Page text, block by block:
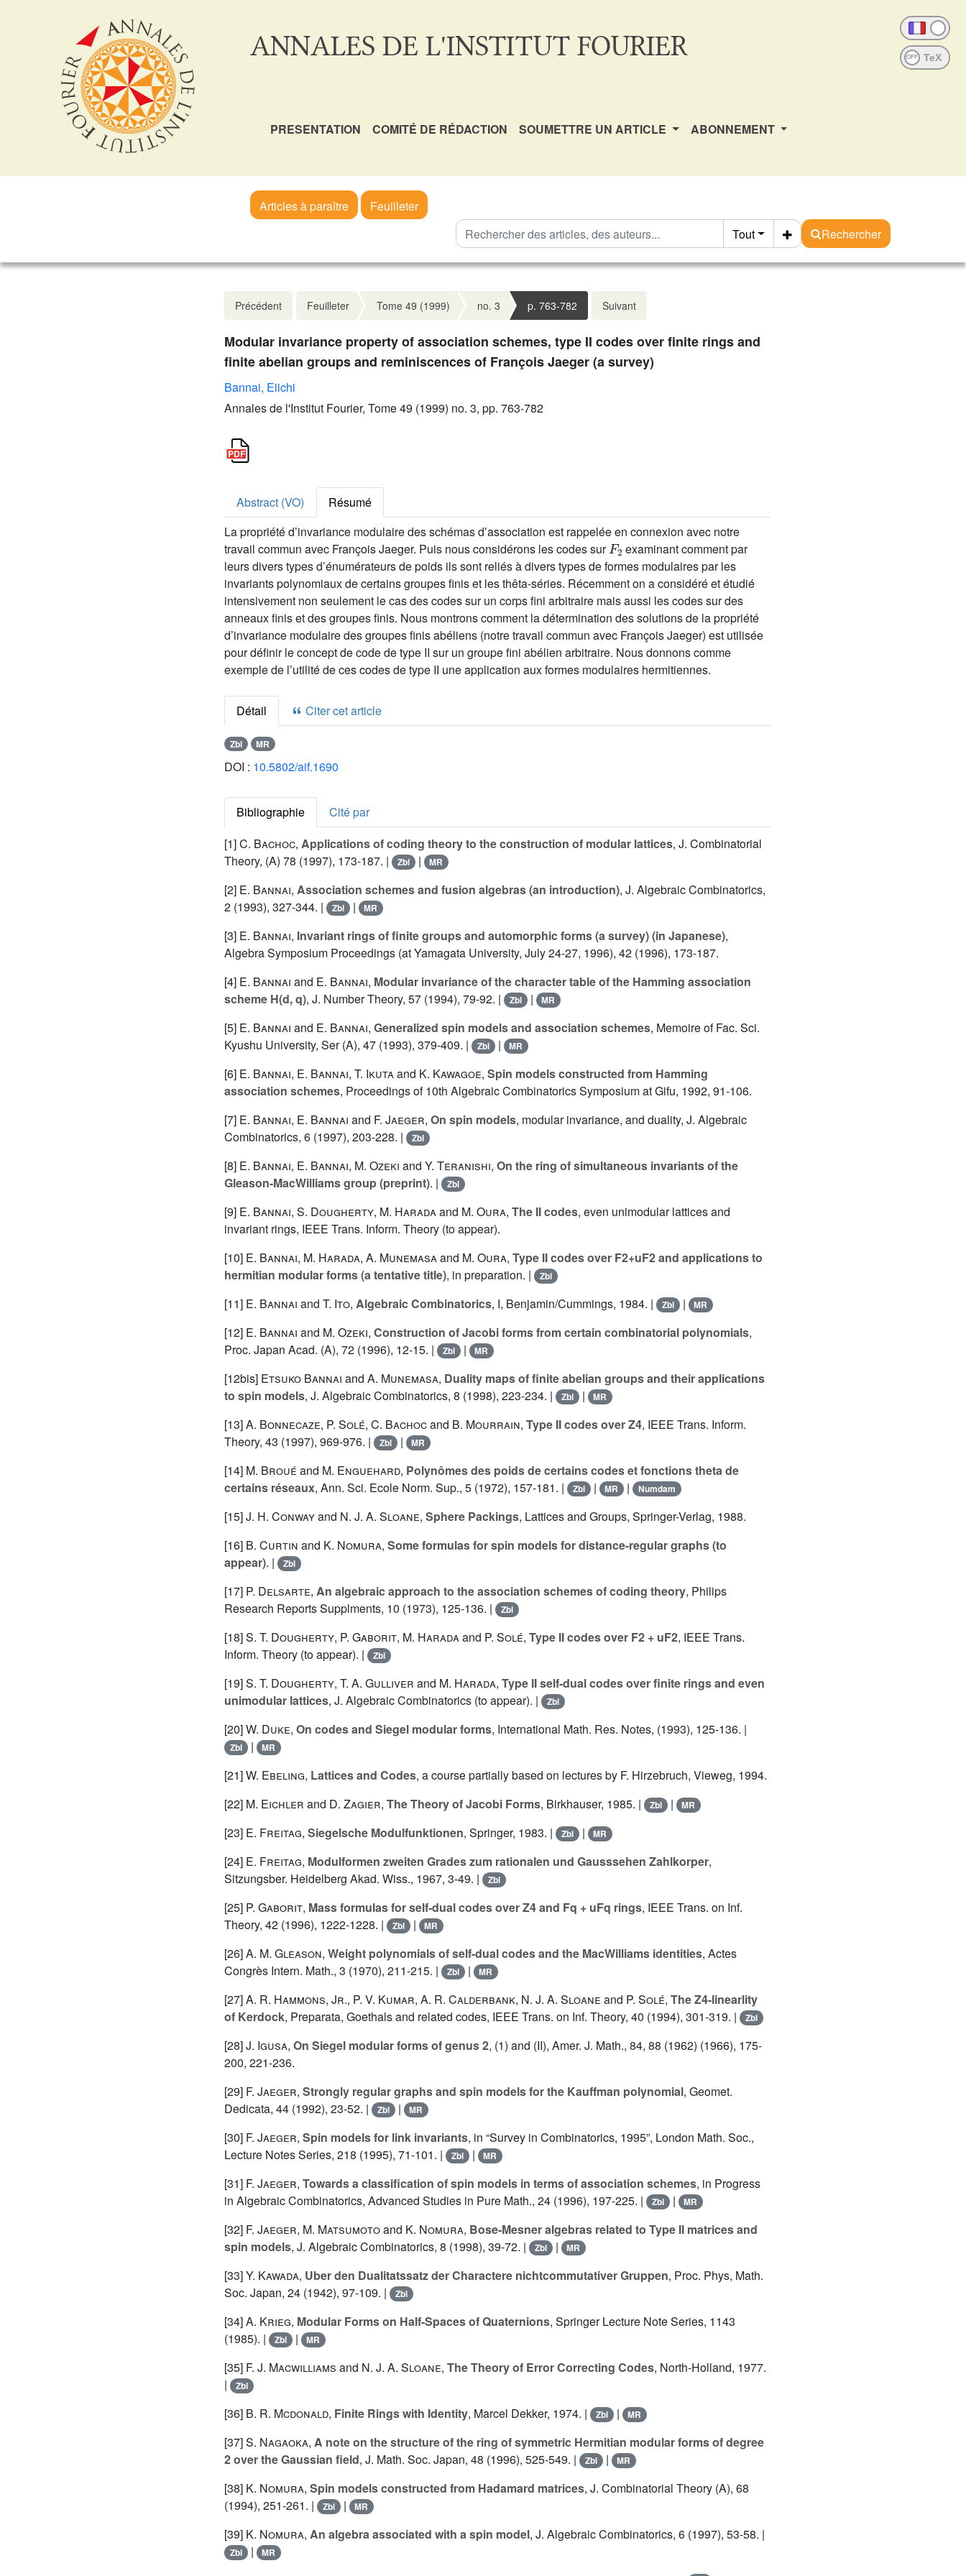
ANNALES DE L'INSTITUT FOURIER OFF
PRESENTATION COMITÉ DE RÉDACTION SOUMETTRE UN ARTICLE ABONNEMENT
Articles à paraître
Feuilleter
Tout
Rechercher
Précédent Feuilleter Tome 49 (1999) no. 3 p. 763-782 Suivant
Modular invariance property of association schemes, type II codes over finite rings and
finite abelian groups and reminiscences of François Jaeger (a survey)
Bannai, Eiichi
Annales de l'Institut Fourier, Tome 49 (1999) no. 3, pp. 763-782
Abstract (VO)
Résumé
La propriété d’invariance modulaire des schémas d’association est rappelée en connexion avec notre
travail commun avec François Jaeger. Puis nous considérons les codes sur
F2
examinant comment par
leurs divers types d’énumérateurs de poids ils sont reliés à divers types de formes modulaires par les
invariants polynomiaux de certains groupes finis et les thêta-séries. Récemment on a considéré et étudié
intensivement non seulement le cas des codes sur un corps fini arbitraire mais aussi les codes sur des
anneaux finis et des groupes finis. Nous montrons comment la détermination des solutions de la propriété
d’invariance modulaire des groupes finis abéliens (notre travail commun avec François Jaeger) est utilisée
pour définir le concept de code de type II sur un groupe fini abélien arbitraire. Nous donnons comme
exemple de l’utilité de ces codes de type II une application aux formes modulaires hermitiennes.
Détail Citer cet article
Zbl MR
DOI : 10.5802/aif.1690
Bibliographie
Cité par
[1]C. Bachoc, Applications of coding theory to the construction of modular lattices, J. Combinatorial
Theory, (A) 78 (1997), 173-187. |
Zbl | MR
[2] E. Bannai, Association schemes and fusion algebras (an introduction), J. Algebraic Combinatorics,
2 (1993), 327-344. |
Zbl | MR
[3] E. Bannai, Invariant rings of finite groups and automorphic forms (a survey) (in Japanese),
Algebra Symposium Proceedings (at Yamagata University, July 24-27, 1996), 42 (1996), 173-187.
[4] E. Bannai and E. Bannai, Modular invariance of the character table of the Hamming association
scheme H(d, q), J. Number Theory, 57 (1994), 79-92. | Zbl | MR
[5] E. Bannai and E. Bannai, Generalized spin models and association schemes, Memoire of Fac. Sci.
Kyushu University, Ser (A), 47 (1993), 379-409. |
Zbl | MR
[6] E. Bannai, E. Bannai, T. Ikutaand K. Kawagoe, Spin models constructed from Hamming
association schemes, Proceedings of 10th Algebraic Combinatorics Symposium at Gifu, 1992, 91-106.
[7] E. Bannai, E. Bannai and F. Jaeger, On spin models, modular invariance, and duality, J. Algebraic
Combinatorics, 6 (1997), 203-228. |
Zbl
[8] E. Bannai, E. Bannai, M. Ozeki and Y. Teranishi, On the ring of simultaneous invariants of the
Gleason-MacWilliams group (preprint). | Zbl
[9] E. Bannai, S. Dougherty, M. Haradaand M. Oura, The II codes, even unimodular lattices and
invariant rings, IEEE Trans. Inform. Theory (to appear).
[10] E. Bannai, M. Harada, A. Munemasaand M. Oura, Type II codes over F2+uF2 and applications to
hermitian modular forms (a tentative title), in preparation. | Zbl
[11] E. Bannai and T. Ito, Algebraic Combinatorics, I, Benjamin/Cummings, 1984. | Zbl | MR
[12] E. Bannai and M. Ozeki, Construction of Jacobi forms from certain combinatorial polynomials,
Proc. Japan Acad. (A), 72 (1996), 12-15. |
Zbl | MR
[12bis] Etsuko Bannai and A. Munemasa, Duality maps of finite abelian groups and their applications
to spin models, J. Algebraic Combinatorics, 8 (1998), 223-234. | Zbl | MR
[13]A. Bonnecaze, P. Solé, C. Bachocand B. Mourrain, Type II codes over Z4, IEEE Trans. Inform.
Theory, 43 (1997), 969-976. |
Zbl | MR
[14] M. Broué and M. Enguehard, Polynômes des poids de certains codes et fonctions theta de
certains réseaux, Ann. Sci. Ecole Norm. Sup., 5 (1972), 157-181. | Zbl | MR | Numdam
[15]J. H. Conwayand N. J. A. Sloane, Sphere Packings, Lattices and Groups, Springer-Verlag, 1988.
[16] B. Curtin and K. Nomura, Some formulas for spin models for distance-regular graphs (to
appear). | Zbl
[17] P. Delsarte, An algebraic approach to the association schemes of coding theory, Philips
Research Reports Supplments, 10 (1973), 125-136. |
Zbl
[18]S. T. Dougherty, P. Gaborit, M. Haradaand P. Solé, Type II codes over F2 + uF2, IEEE Trans.
Inform. Theory (to appear). |
Zbl
[19]S. T. Dougherty, T. A. Gulliver and M. Harada, Type II self-dual codes over finite rings and even
unimodular lattices, J. Algebraic Combinatorics (to appear). | Zbl
[20]W. Duke, On codes and Siegel modular forms, International Math. Res. Notes, (1993), 125-136. |
Zbl | MR
[21]W. Ebeling, Lattices and Codes, a course partially based on lectures by F. Hirzebruch, Vieweg, 1994.
[22] M. Eichler and D. Zagier, The Theory of Jacobi Forms, Birkhauser, 1985. | Zbl | MR
[23] E. Freitag, Siegelsche Modulfunktionen, Springer, 1983. | Zbl | MR
[24] E. Freitag, Modulformen zweiten Grades zum rationalen und Gausssehen Zahlkorper,
Sitzungsber. Heidelberg Akad. Wiss., 1967, 3-49. |
Zbl
[25] P. Gaborit, Mass formulas for self-dual codes over Z4 and Fq + uFq rings, IEEE Trans. on Inf.
Theory, 42 (1996), 1222-1228. |
Zbl | MR
[26]A. M. Gleason, Weight polynomials of self-dual codes and the MacWilliams identities, Actes
Congrès Intern. Math., 3 (1970), 211-215. |
Zbl | MR
[27]A. R. Hammons, Jr., P. V. Kumar, A. R. Calderbank, N. J. A. Sloane and P. Solé, The Z4-linearlity
of Kerdock, Preparata, Goethals and related codes, IEEE Trans. on Inf. Theory, 40 (1994), 301-319. | Zbl
[28]J. Igusa, On Siegel modular forms of genus 2, (1) and (II), Amer. J. Math., 84, 88 (1962) (1966), 175-
200, 221-236.
[29] F. Jaeger, Strongly regular graphs and spin models for the Kauffman polynomial, Geomet.
Dedicata, 44 (1992), 23-52. |
Zbl | MR
[30] F. Jaeger, Spin models for link invariants, in “Survey in Combinatorics, 1995”, London Math. Soc.,
Lecture Notes Series, 218 (1995), 71-101. |
Zbl | MR
[31] F. Jaeger, Towards a classification of spin models in terms of association schemes, in Progress
in Algebraic Combinatorics, Advanced Studies in Pure Math., 24 (1996), 197-225. |
Zbl | MR
[32] F. Jaeger, M. Matsumotoand K. Nomura, Bose-Mesner algebras related to Type II matrices and
spin models, J. Algebraic Combinatorics, 8 (1998), 39-72. | Zbl | MR
[33]Y. Kawada, Uber den Dualitatssatz der Charactere nichtcommutativer Gruppen, Proc. Phys, Math.
Soc. Japan, 24 (1942), 97-109. |
Zbl
[34]A. Krieg, Modular Forms on Half-Spaces of Quaternions, Springer Lecture Note Series, 1143
(1985). |
Zbl | MR
[35] F. J. Macwilliams and N. J. A. Sloane, The Theory of Error Correcting Codes, North-Holland, 1977.
|
Zbl
[36] B. R. Mcdonald, Finite Rings with Identity, Marcel Dekker, 1974. | Zbl | MR
[37]S. Nagaoka, A note on the structure of the ring of symmetric Hermitian modular forms of degree
2 over the Gaussian field, J. Math. Soc. Japan, 48 (1996), 525-549. | Zbl | MR
[38] K. Nomura, Spin models constructed from Hadamard matrices, J. Combinatorial Theory (A), 68
(1994), 251-261. |
Zbl | MR
[39] K. Nomura, An algebra associated with a spin model, J. Algebraic Combinatorics, 6 (1997), 53-58. |
Zbl | MR